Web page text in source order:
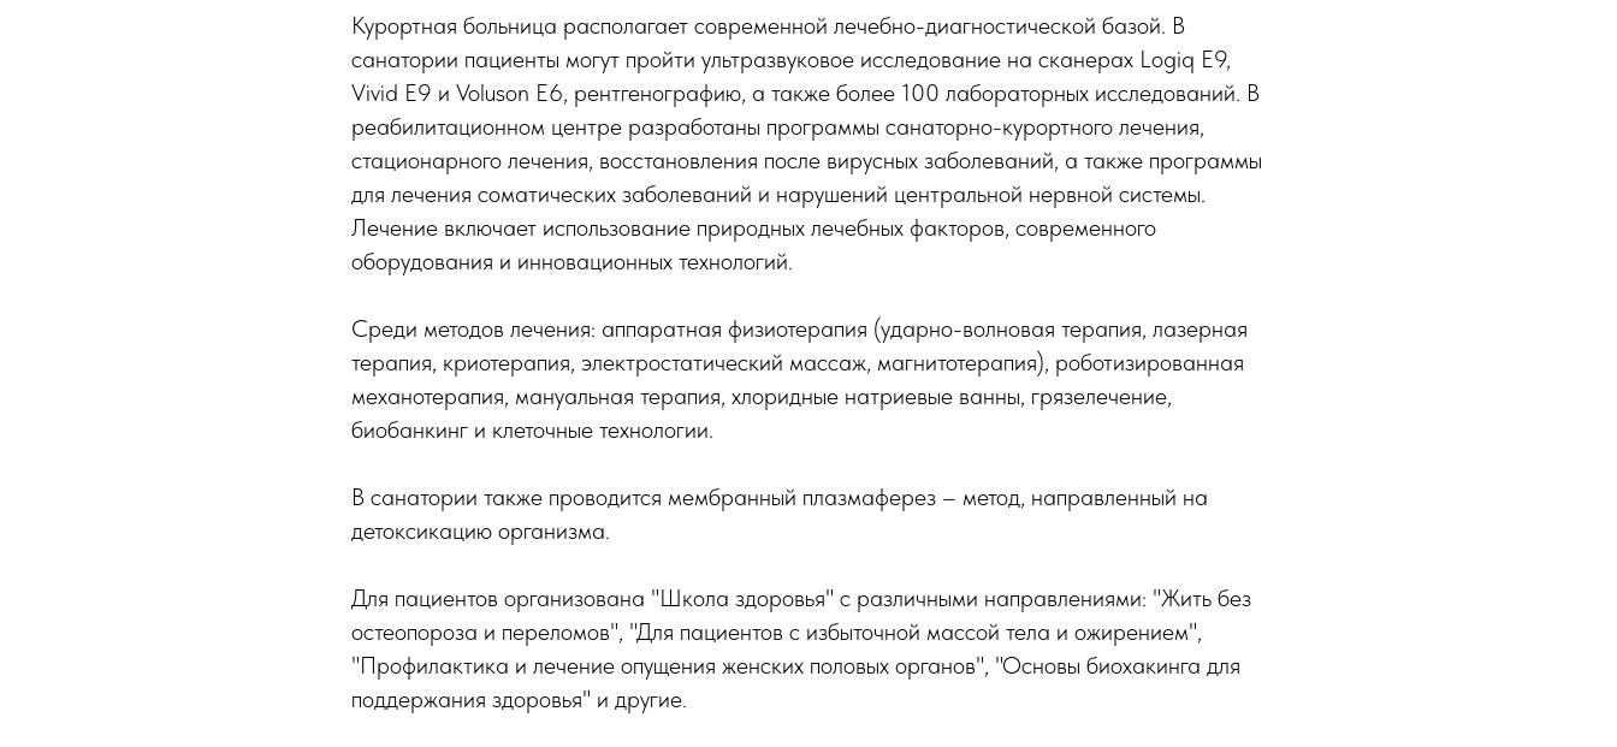
Курортная больница располагает современной лечебно-диагностической базой. В
санатории пациенты могут пройти ультразвуковое исследование на сканерах Logiq E9,
Vivid E9 и Voluson E6, рентгенографию, а также более 100 лабораторных исследований. В
реабилитационном центре разработаны программы санаторно-курортного лечения,
стационарного лечения, восстановления после вирусных заболеваний, а также программы
для лечения соматических заболеваний и нарушений центральной нервной системы.
Лечение включает использование природных лечебных факторов, современного
оборудования и инновационных технологий.
Среди методов лечения: аппаратная физиотерапия (ударно-волновая терапия, лазерная
терапия, криотерапия, электростатический массаж, магнитотерапия), роботизированная
механотерапия, мануальная терапия, хлоридные натриевые ванны, грязелечение,
биобанкинг и клеточные технологии.
В санатории также проводится мембранный плазмаферез – метод, направленный на
детоксикацию организма.
Для пациентов организована "Школа здоровья" с различными направлениями: "Жить без
остеопороза и переломов", "Для пациентов с избыточной массой тела и ожирением",
"Профилактика и лечение опущения женских половых органов", "Основы биохакинга для
поддержания здоровья" и другие.